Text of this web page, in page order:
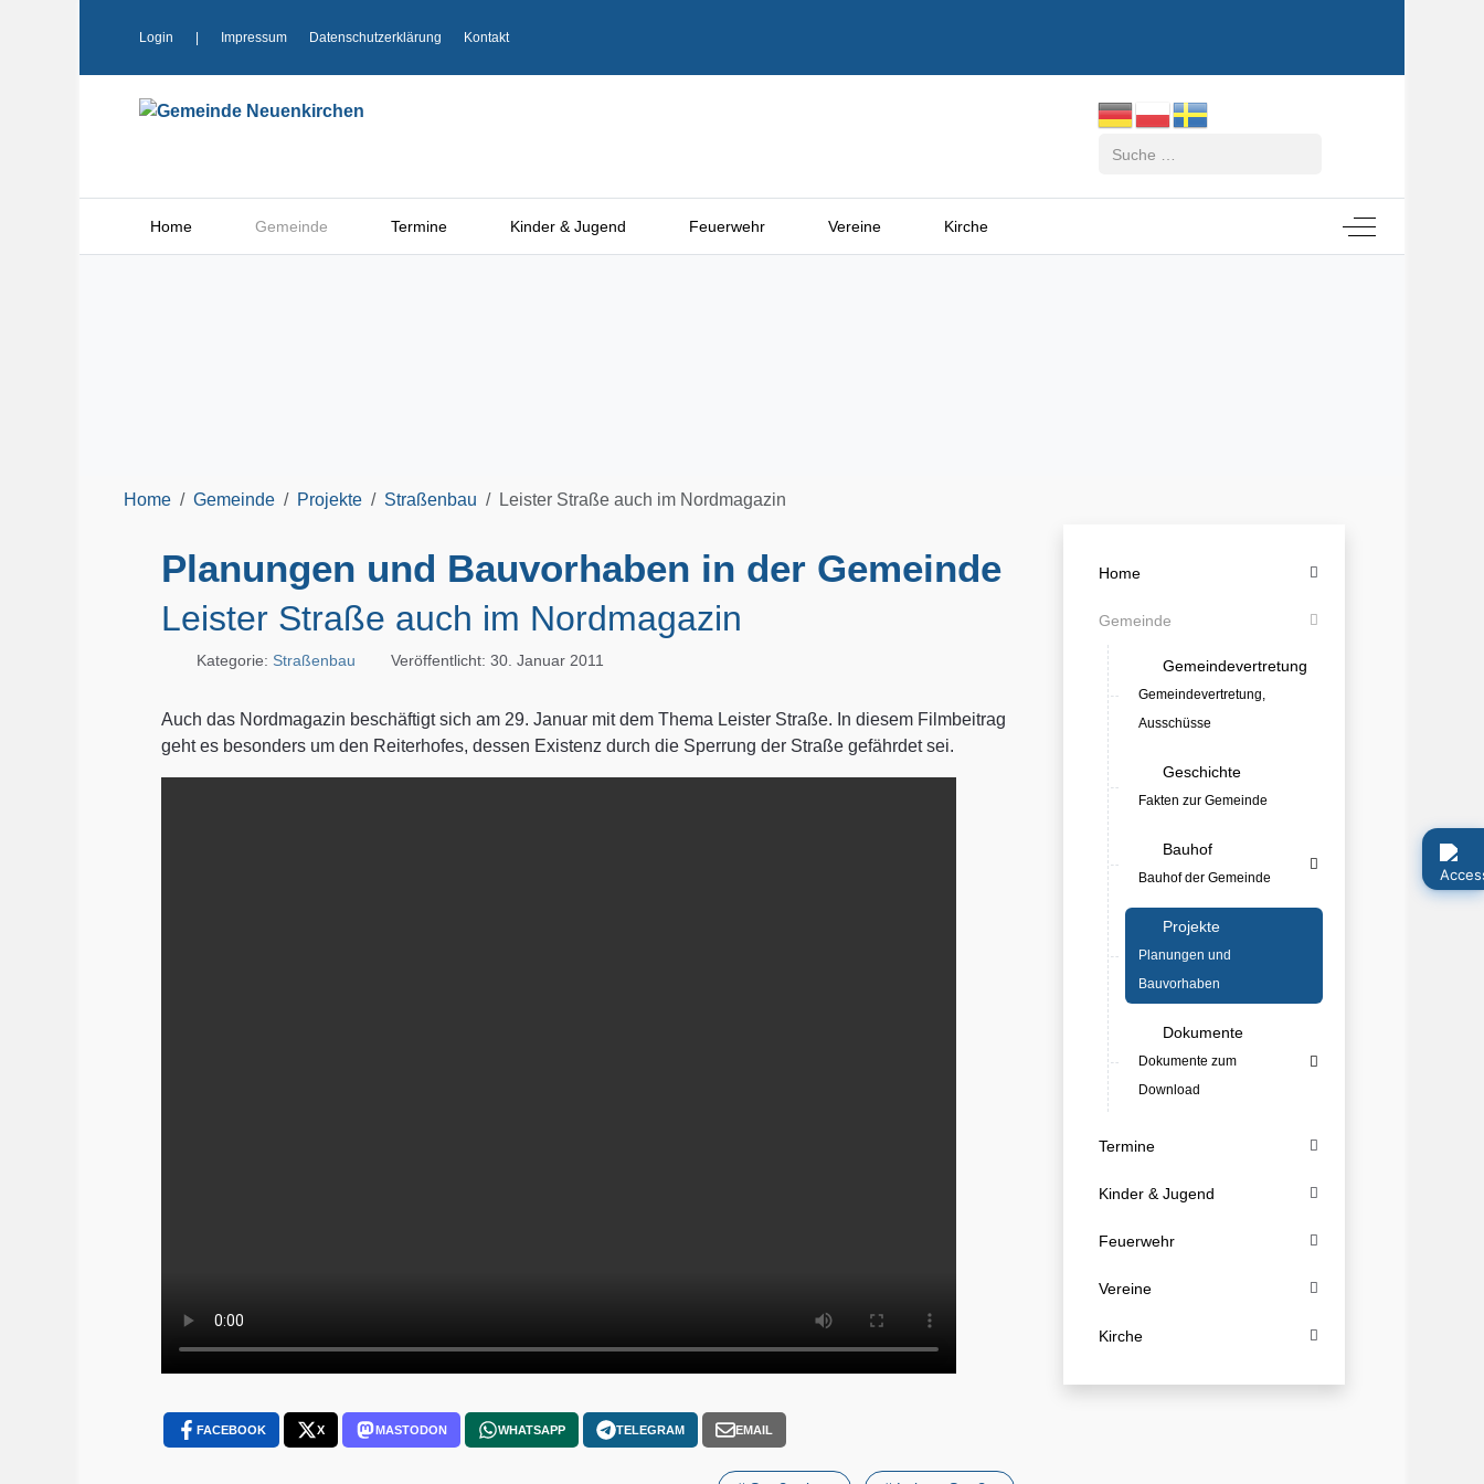
Login Impressum Datenschutzerklärung Kontakt
Home Gemeinde Termine Kinder & Jugend Feuerwehr Vereine Kirche Off-Canvas
Home Gemeinde Projekte Straßenbau Leister Straße auch im Nordmagazin
Planungen und Bauvorhaben in der Gemeinde
Leister Straße auch im Nordmagazin
Kategorie: Straßenbau Veröffentlicht: 30. Januar 2011
Auch das Nordmagazin beschäftigt sich am 29. Januar mit dem Thema Leister Straße. In diesem Filmbeitrag
geht es besonders um den Reiterhofes, dessen Existenz durch die Sperrung der Straße gefährdet sei.
FACEBOOK X MASTODON WHATSAPP TELEGRAM EMAIL
Home
Gemeinde
Gemeindevertretung
Gemeindevertretung,
Ausschüsse
Geschichte
Fakten zur Gemeinde
Bauhof
Bauhof der Gemeinde
Projekte
Planungen und
Bauvorhaben
Dokumente
Dokumente zum
Download
Termine
Kinder & Jugend
Feuerwehr
Vereine
Kirche